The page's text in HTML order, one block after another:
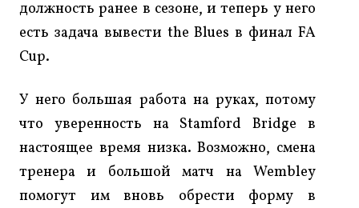
должность ранее в сезоне, и теперь у него
есть задача вывести the Blues в финал FA
Cup.
У него большая работа на руках, потому
что уверенность на Stamford Bridge в
настоящее время низка. Возможно, смена
тренера и большой матч на Wembley
помогут им вновь обрести форму в